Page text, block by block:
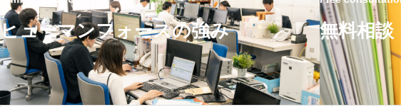
ヒューマンフォースの強み 無料相談